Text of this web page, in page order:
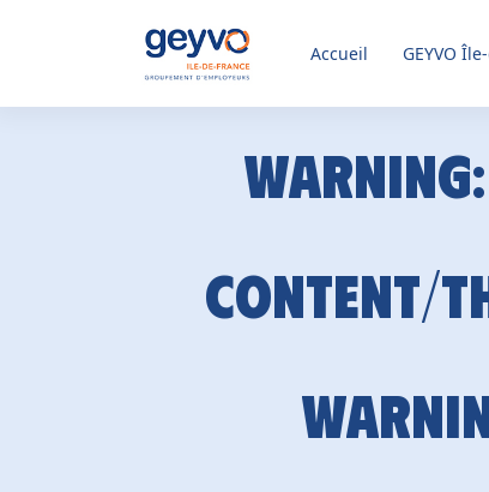
Accueil GEYVO
Warning
content/